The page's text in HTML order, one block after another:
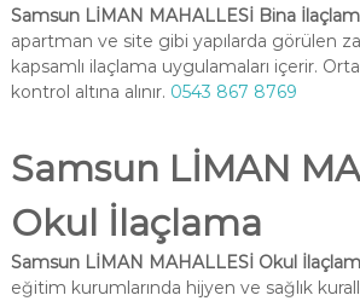
Samsun LİMAN MAHALLESİ Bina
apartman ve site gibi yapılarda görülen
kapsamlı ilaçlama uygulamaları içerir.
kontrol altına alınır. 0543 867 8769
Samsun LİMAN
Okul İlaçlama
Samsun LİMAN MAHALLESİ Okul
eğitim kurumlarında hijyen ve sağlık